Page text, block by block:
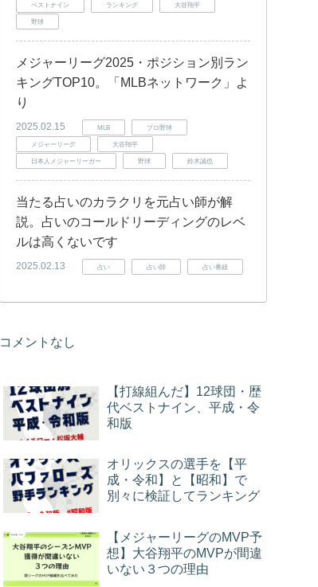
ベストナイン ランキング 大谷翔平
野球
メジャーリーグ2025・ポジション別ラン
キングTOP10。「MLBネットワーク」よ
り
2025.02.15 MLB プロ野球
メジャーリーグ 大谷翔平
日本人メジャーリーガー 野球 鈴木誠也
当たる占いのカラクリを元占い師が解
説。占いのコールドリーディングのレベ
ルは高くないです
2025.02.13 占い 占い師 占い番組
コメントなし
【打線組んだ】12球団・歴
代ベストナイン、平成・令
和版
オリックスの選手を【平
成・令和】と【昭和】で
別々に検証してランキング
【メジャーリーグのMVP予
想】大谷翔平のMVPが間違
いない３つの理由